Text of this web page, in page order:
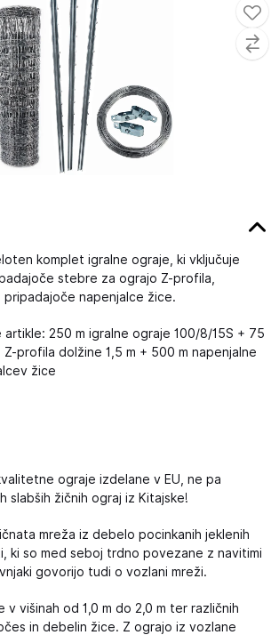
komplet igralne ograje, ki vključuje
stebre za ograjo Z-profila,
pripadajoče napenjalce žice.
artikle: 250 m igralne ograje 100/8/15S + 75
profila dolžine 1,5 m + 500 m napenjalne
žice
ograje izdelane v EU, ne pa
slabših žičnih ograj iz Kitajske!
mreža iz debelo pocinkanih jeklenih
ki so med seboj trdno povezane z navitimi
govorijo tudi o vozlani mreži.
v višinah od 1,0 m do 2,0 m ter različnih
in debelin žice. Z ograjo iz vozlane